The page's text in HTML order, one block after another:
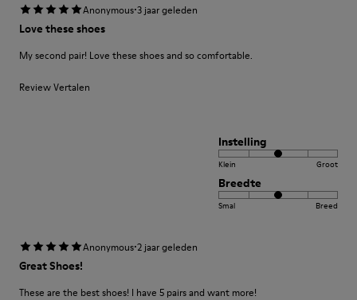
Anonymous·3 jaar geleden
Love these shoes
My second pair! Love these shoes and so comfortable.
Review Vertalen
Instelling
Klein Groot
Breedte
Smal Breed
Anonymous·2 jaar geleden
Great Shoes!
These are the best shoes! I have 5 pairs and want more!